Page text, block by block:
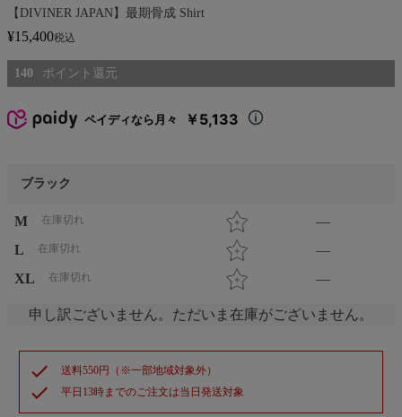
【DIVINER JAPAN】最期骨成 Shirt
¥15,400税込
140
ペイディなら月々 ￥5,133
ブラック
M 在庫切れ
—
L
在庫切れ
—
XL
在庫切れ —
申し訳ございません。ただいま在庫がございません。
check 送料550円（※一部地域対象外）
check 平日13時までのご注文は当日発送対象